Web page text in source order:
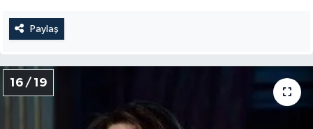
Paylaş
16 / 19